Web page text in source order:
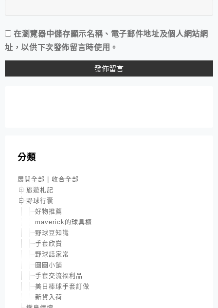
在瀏覽器中儲存顯示名稱、電子郵件地址及個人網站網
址，以供下次發佈留言時使用。
分類
展開全部 | 收合全部
旅遊札記
野球行囊
好物推薦
maverick的球具櫃
野球豆知識
手套欣賞
野球話家常
圓圓小舖
手套交流福利品
美日棒球手套訂做
新貨入荷